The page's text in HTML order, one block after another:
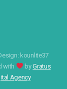
kounlite37
with
byGratus
Agency